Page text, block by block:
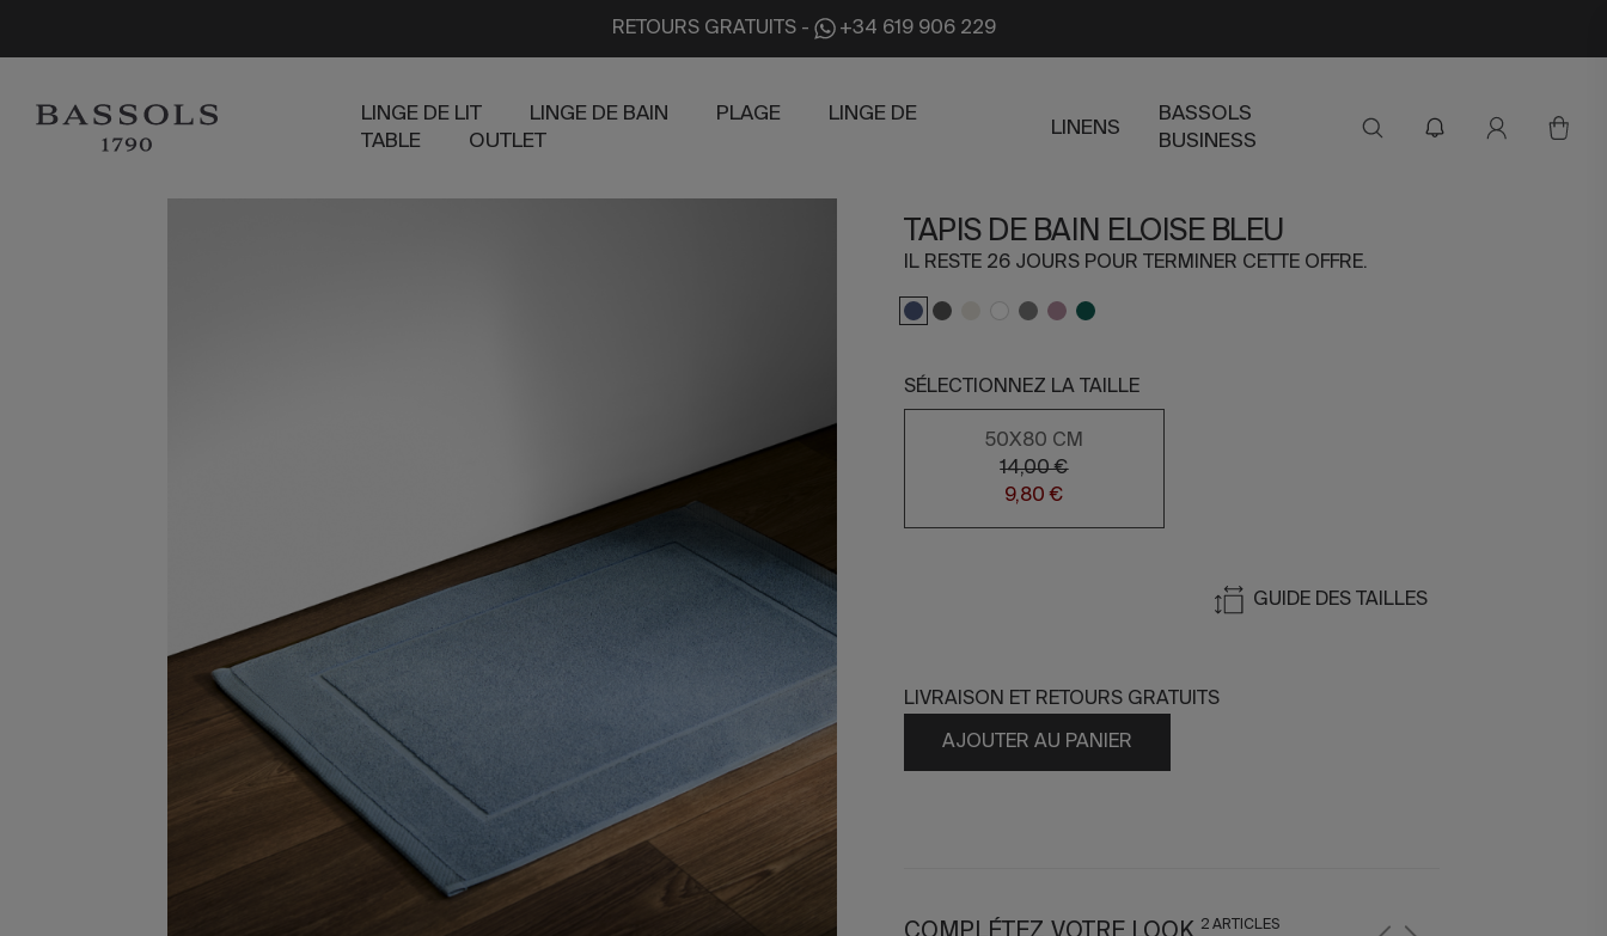
RETOURS GRATUITS- +34 619 906 229
LINGE DE LIT LINGE DE BAIN PLAGE
LINGE DE
TABLE
OUTLET
LINENS
BASSOLS
BUSINESS
TAPIS DE BAIN ELOISE BLEU
IL RESTE 26 JOURS POUR TERMINER CETTE OFFRE.
SÉLECTIONNEZ LA TAILLE
50X80 CM
14,00 €
9,80 €
GUIDE DES TAILLES
LIVRAISON ET RETOURS GRATUITS
AJOUTER AU PANIER
2 ARTICLES